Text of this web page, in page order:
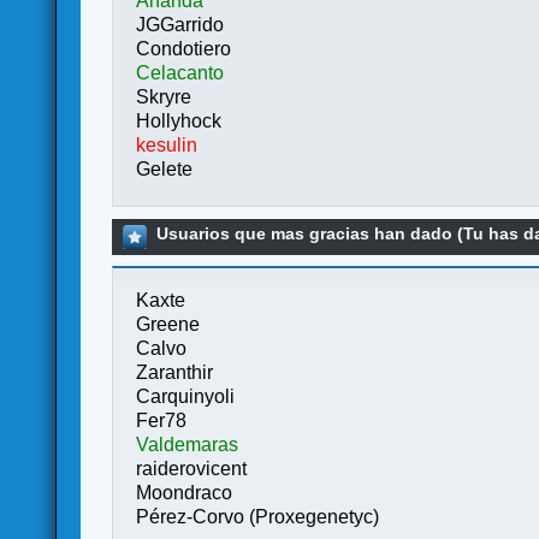
JGGarrido
Condotiero
Celacanto
Skryre
Hollyhock
kesulin
Gelete
Usuarios que mas gracias han dado (Tu has
Kaxte
Greene
Calvo
Zaranthir
Carquinyoli
Fer78
Valdemaras
raiderovicent
Moondraco
Pérez-Corvo (Proxegenetyc)